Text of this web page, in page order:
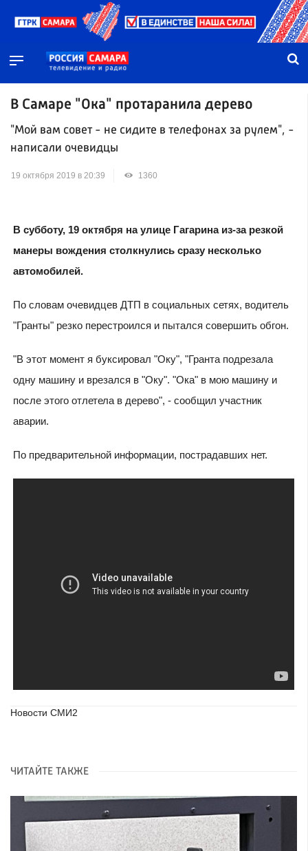
В Самаре "Ока" протаранила дерево
"Мой вам совет - не сидите в телефонах за рулем", -
написали очевидцы
19 октября 2019 в 20:39 1360
В субботу, 19 октября на улице Гагарина из-за резкой
манеры вождения столкнулись сразу несколько
автомобилей.
По словам очевидцев ДТП в социальных сетях, водитель
"Гранты" резко перестроился и пытался совершить обгон.
"В этот момент я буксировал "Оку", "Гранта подрезала
одну машину и врезался в "Оку". "Ока" в мою машину и
после этого отлетела в дерево", - сообщил участник
аварии.
По предварительной информации, пострадавших нет.
Новости СМИ2
ЧИТАЙТЕ ТАКЖЕ